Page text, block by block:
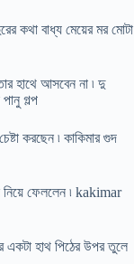
কথা বাধ্য মেয়ের মর মোটা
হাথে আসবেন না ৷ দু
গল্প
করছেন ৷ কাকিমার গুদ
নিয়ে ফেললেন ৷ kakimar
একটা হাথ পিঠের উপর তুলে